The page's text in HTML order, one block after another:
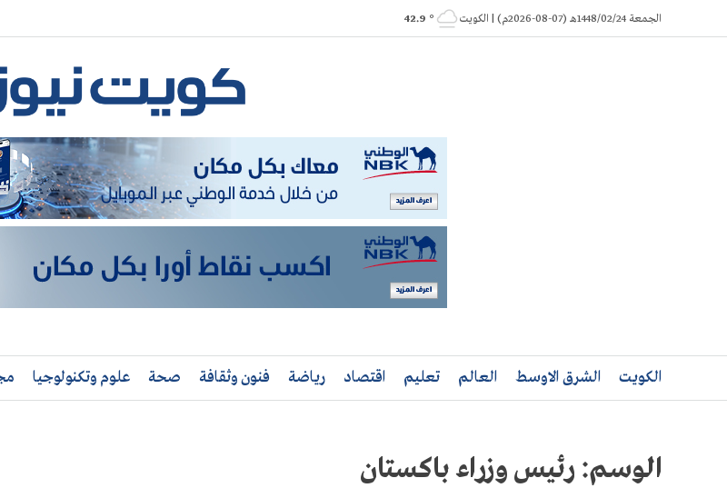
to
الجمعة 1448/02/24هـ (07-08-2026م) | الكويت ° 42.9
الكويت الشرق الاوسط العالم تعليم اقتصاد رياضة فنون وثقافة صحة علوم وتكنولوجيا
الوسم: رئيس وزراء باكستان